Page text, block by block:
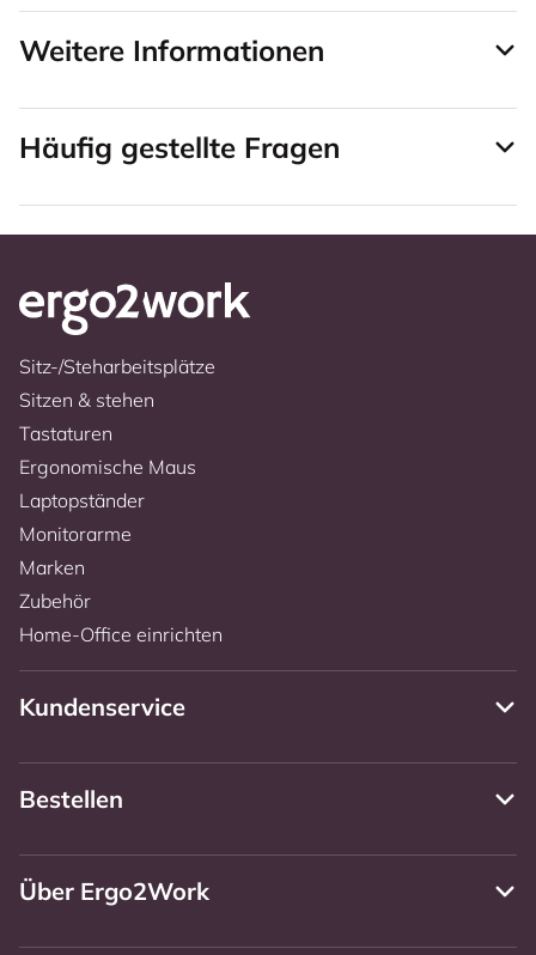
Weitere Informationen
Häufig gestellte Fragen
Sitz-/Steharbeitsplätze
Sitzen & stehen
Tastaturen
Ergonomische Maus
Laptopständer
Monitorarme
Marken
Zubehör
Home-Office einrichten
Kundenservice
Bestellen
Über Ergo2Work